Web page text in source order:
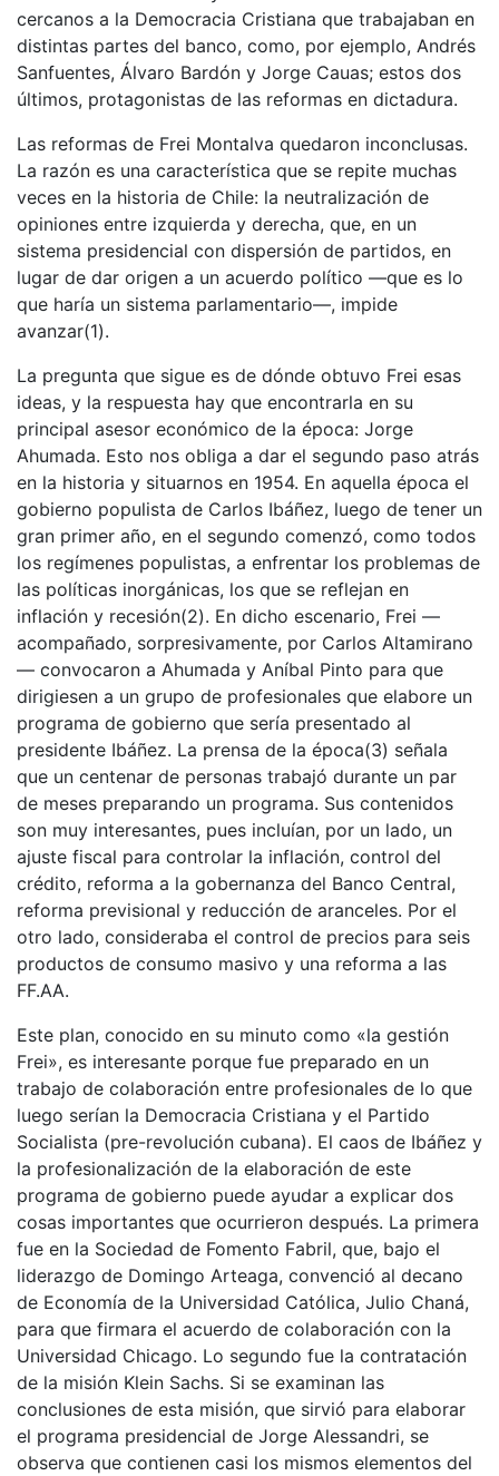
cercanos a la Democracia Cristiana que trabajaban en
distintas partes del banco, como, por ejemplo, Andrés
Sanfuentes, Álvaro Bardón y Jorge Cauas; estos dos
últimos, protagonistas de las reformas en dictadura.
Las reformas de Frei Montalva quedaron inconclusas.
La razón es una característica que se repite muchas
veces en la historia de Chile: la neutralización de
opiniones entre izquierda y derecha, que, en un
sistema presidencial con dispersión de partidos, en
lugar de dar origen a un acuerdo político —que es lo
que haría un sistema parlamentario—, impide
avanzar(1).
La pregunta que sigue es de dónde obtuvo Frei esas
ideas, y la respuesta hay que encontrarla en su
principal asesor económico de la época: Jorge
Ahumada. Esto nos obliga a dar el segundo paso atrás
en la historia y situarnos en 1954. En aquella época el
gobierno populista de Carlos Ibáñez, luego de tener un
gran primer año, en el segundo comenzó, como todos
los regímenes populistas, a enfrentar los problemas de
las políticas inorgánicas, los que se reflejan en
inflación y recesión(2). En dicho escenario, Frei —
acompañado, sorpresivamente, por Carlos Altamirano
— convocaron a Ahumada y Aníbal Pinto para que
dirigiesen a un grupo de profesionales que elabore un
programa de gobierno que sería presentado al
presidente Ibáñez. La prensa de la época(3) señala
que un centenar de personas trabajó durante un par
de meses preparando un programa. Sus contenidos
son muy interesantes, pues incluían, por un lado, un
ajuste fiscal para controlar la inflación, control del
crédito, reforma a la gobernanza del Banco Central,
reforma previsional y reducción de aranceles. Por el
otro lado, consideraba el control de precios para seis
productos de consumo masivo y una reforma a las
FF.AA.
Este plan, conocido en su minuto como «la gestión
Frei», es interesante porque fue preparado en un
trabajo de colaboración entre profesionales de lo que
luego serían la Democracia Cristiana y el Partido
Socialista (pre-revolución cubana). El caos de Ibáñez y
la profesionalización de la elaboración de este
programa de gobierno puede ayudar a explicar dos
cosas importantes que ocurrieron después. La primera
fue en la Sociedad de Fomento Fabril, que, bajo el
liderazgo de Domingo Arteaga, convenció al decano
de Economía de la Universidad Católica, Julio Chaná,
para que firmara el acuerdo de colaboración con la
Universidad Chicago. Lo segundo fue la contratación
de la misión Klein Sachs. Si se examinan las
conclusiones de esta misión, que sirvió para elaborar
el programa presidencial de Jorge Alessandri, se
observa que contienen casi los mismos elementos del